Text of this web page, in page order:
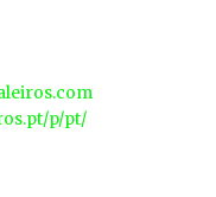
p/pt/